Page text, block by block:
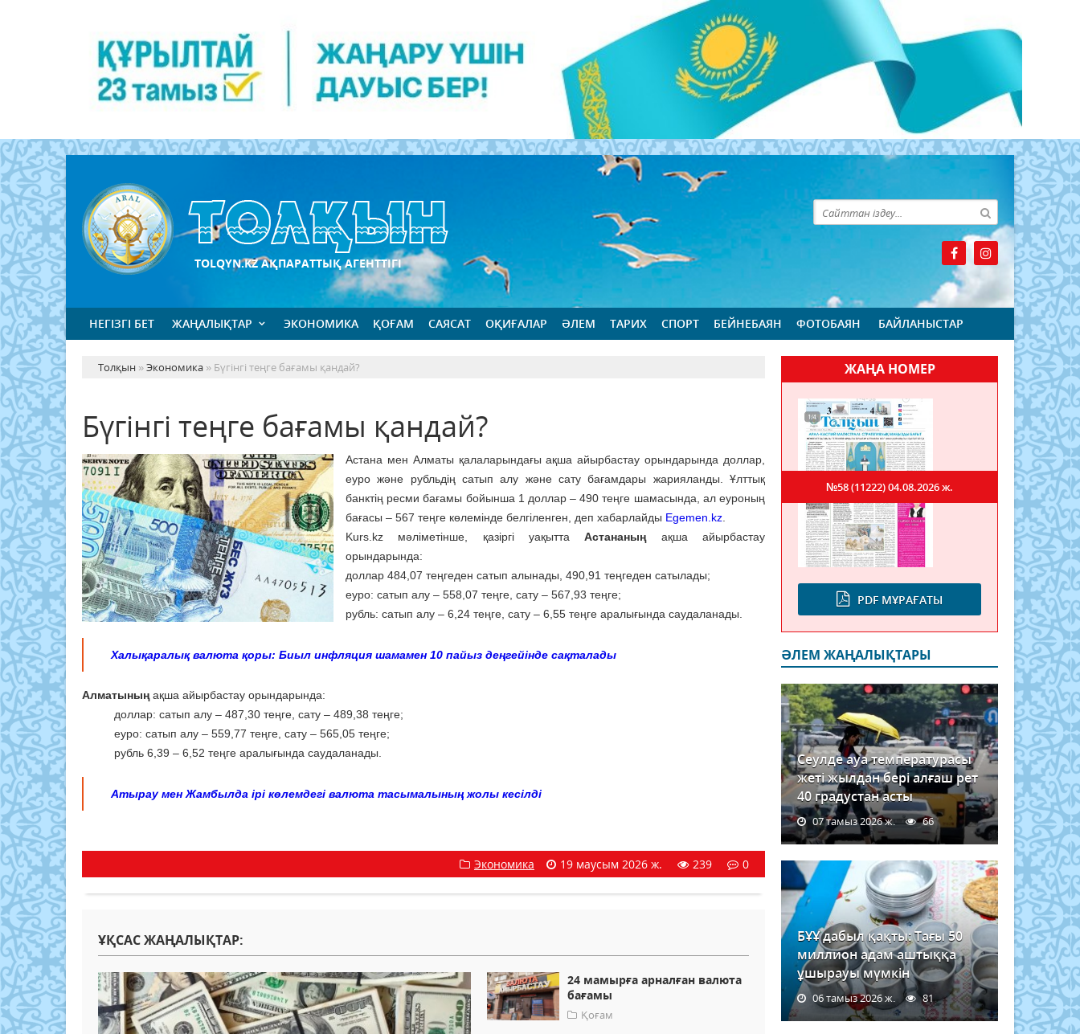
TOLQYN.KZ АҚПАРАТТЫҚ АГЕНТТІГІ
НЕГІЗГІ БЕТ ЖАҢАЛЫҚТАР ЭКОНОМИКА ҚОҒАМ САЯСАТ ОҚИҒАЛАР ӘЛЕМ ТАРИХ СПОРТ БЕЙНЕБАЯН ФОТОБАЯН БАЙЛАНЫСТАР
Толқын »Экономика » Бүгінгі теңге бағамы қандай?
Бүгінгі теңге бағамы қандай?
Астана мен Алматы қалаларындағы ақша айырбастау орындарында доллар,
еуро және рубльдің сатып алу және сату бағамдары жарияланды. Ұлттық
банктің ресми бағамы бойынша 1 доллар – 490 теңге шамасында, ал еуроның
бағасы – 567 теңге көлемінде белгіленген, деп хабарлайды Egemen.kz
Kurs.kz мәліметінше, қазіргі уақыттаАстананың ақша айырбастау
орындарында:
доллар 484,07 теңгеден сатып алынады, 490,91 теңгеден сатылады;
еуро: сатып алу – 558,07 теңге, сату – 567,93 теңге;
рубль: сатып алу – 6,24 теңге, сату – 6,55 теңге аралығында саудаланады.
Халықаралық валюта қоры: Биыл инфляция шамамен 10 пайыз деңгейінде сақталады
Алматының ақша айырбастау орындарында:
доллар: сатып алу – 487,30 теңге, сату – 489,38 теңге;
еуро: сатып алу – 559,77 теңге, сату – 565,05 теңге;
рубль 6,39 – 6,52 теңге аралығында саудаланады.
Атырау мен Жамбылда ірі көлемдегі валюта тасымалының жолы кесілді
Экономика 19 маусым 2026 ж. 239 0
ҰҚСАС ЖАҢАЛЫҚТАР:
24 мамырға арналған валюта
бағамы
Қоғам
ЖАҢА НОМЕР
PDF МҰРАҒАТЫ
№58 (11222)04.08.2026 ж.
ӘЛЕМ ЖАҢАЛЫҚТАРЫ
Сеулде ауа температурасы
жеті жылдан бері алғаш рет
40 градустан асты
07 тамыз 2026 ж. 66
БҰҰ дабыл қақты: Тағы 50
миллион адам аштыққа
ұшырауы мүмкін
06 тамыз 2026 ж. 81